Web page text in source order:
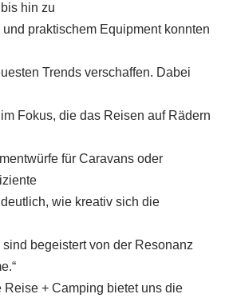
hin zu
praktischem Equipment konnten
Trends verschaffen. Dabei
Fokus, die das Reisen auf Rädern
für Caravans oder
wie kreativ sich die
begeistert von der Resonanz
Reise + Camping bietet uns die